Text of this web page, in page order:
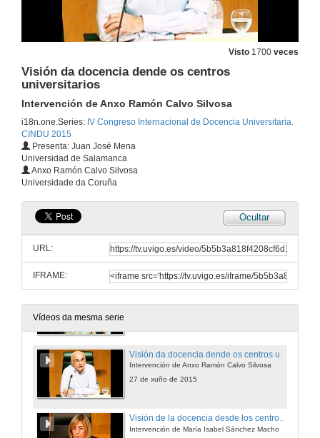
Visto 1700 veces
Visión da docencia dende os centros
universitarios
Intervención de Anxo Ramón Calvo Silvosa
i18n.one.Series: IV Congreso Internacional de Docencia Universitaria.
CINDU 2015
Presenta: Juan José Mena
Universidad de Salamanca
Anxo Ramón Calvo Silvosa
Universidade da Coruña
Ocultar
URL:
IFRAME:
Vídeos da mesma serie
Conferencia
26 de xuño de 2015
Ser professor universitário em tempos adversos
Visión da docencia dende os centros universitarios
Presentación
27 de xuño de 2015
Visión da docencia dende os centros universitarios
Intervención de Anxo Ramón Calvo Silvosa
27 de xuño de 2015
Visión de la docencia desde los centros universitarios
Intervención de María Isabel Sánchez Macho